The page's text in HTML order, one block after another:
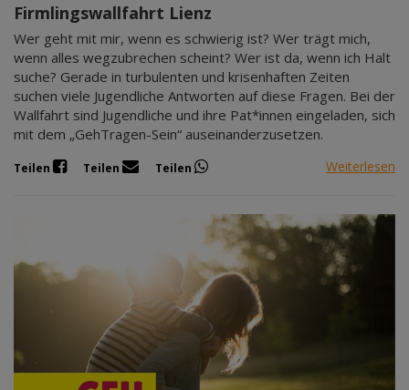
Firmlingswallfahrt Lienz
Wer geht mit mir, wenn es schwierig ist? Wer trägt mich,
wenn alles wegzubrechen scheint? Wer ist da, wenn ich Halt
suche? Gerade in turbulenten und krisenhaften Zeiten
suchen viele Jugendliche Antworten auf diese Fragen. Bei der
Wallfahrt sind Jugendliche und ihre Pat*innen eingeladen, sich
mit dem „GehTragen-Sein“ auseinanderzusetzen.
Teilen Teilen Teilen Weiterlesen